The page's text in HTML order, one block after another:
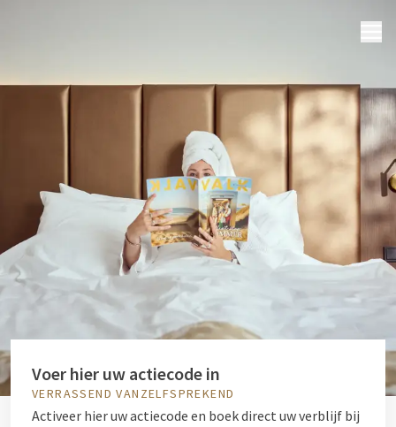
Voer hier uw actiecode in
VERRASSEND VANZELFSPREKEND
Activeer hier uw actiecode en boek direct uw verblijf bij